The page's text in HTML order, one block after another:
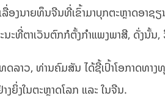
ເລື່ອງນາຍທຶນຈີນທີ່ເຂົ້າມາບຸກຕະຫຼາດອ
ນະທີ່ຕາເວັນຕົກກໍຕັ້ງກຳແພງພາສີ, ດັ່ງນັ້
ທດລາວ, ທ່ານຄົມສັນ ໄດ້ຊີ້ເປົ້າໂອກາດທ
ງຍິ່ງໃນຕະຫຼາດໂລກ ແລະ ໃນຈີນ.